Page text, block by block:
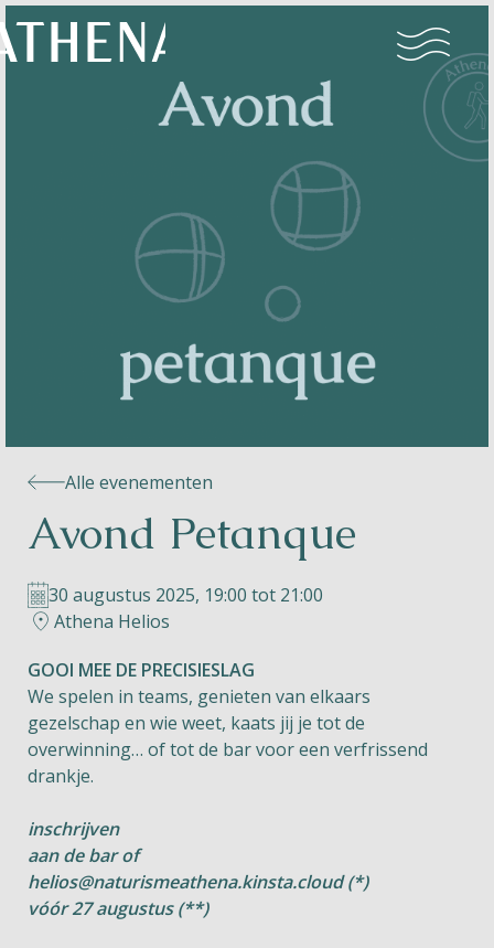
Naturisme
Community
Kalender
Le Perron
Helios
Contact
Apple App Store
Alle evenementen
Avond Petanque
30 augustus 2025, 19:00 tot 21:00
Athena Helios
GOOI MEE DE PRECISIESLAG
We spelen in teams, genieten van elkaars
gezelschap en wie weet, kaats jij je tot de
overwinning… of tot de bar voor een verfrissend
drankje.
inschrijven
aan de bar of
helios@naturismeathena.kinsta.cloud(*)
vóór 27 augustus (**)